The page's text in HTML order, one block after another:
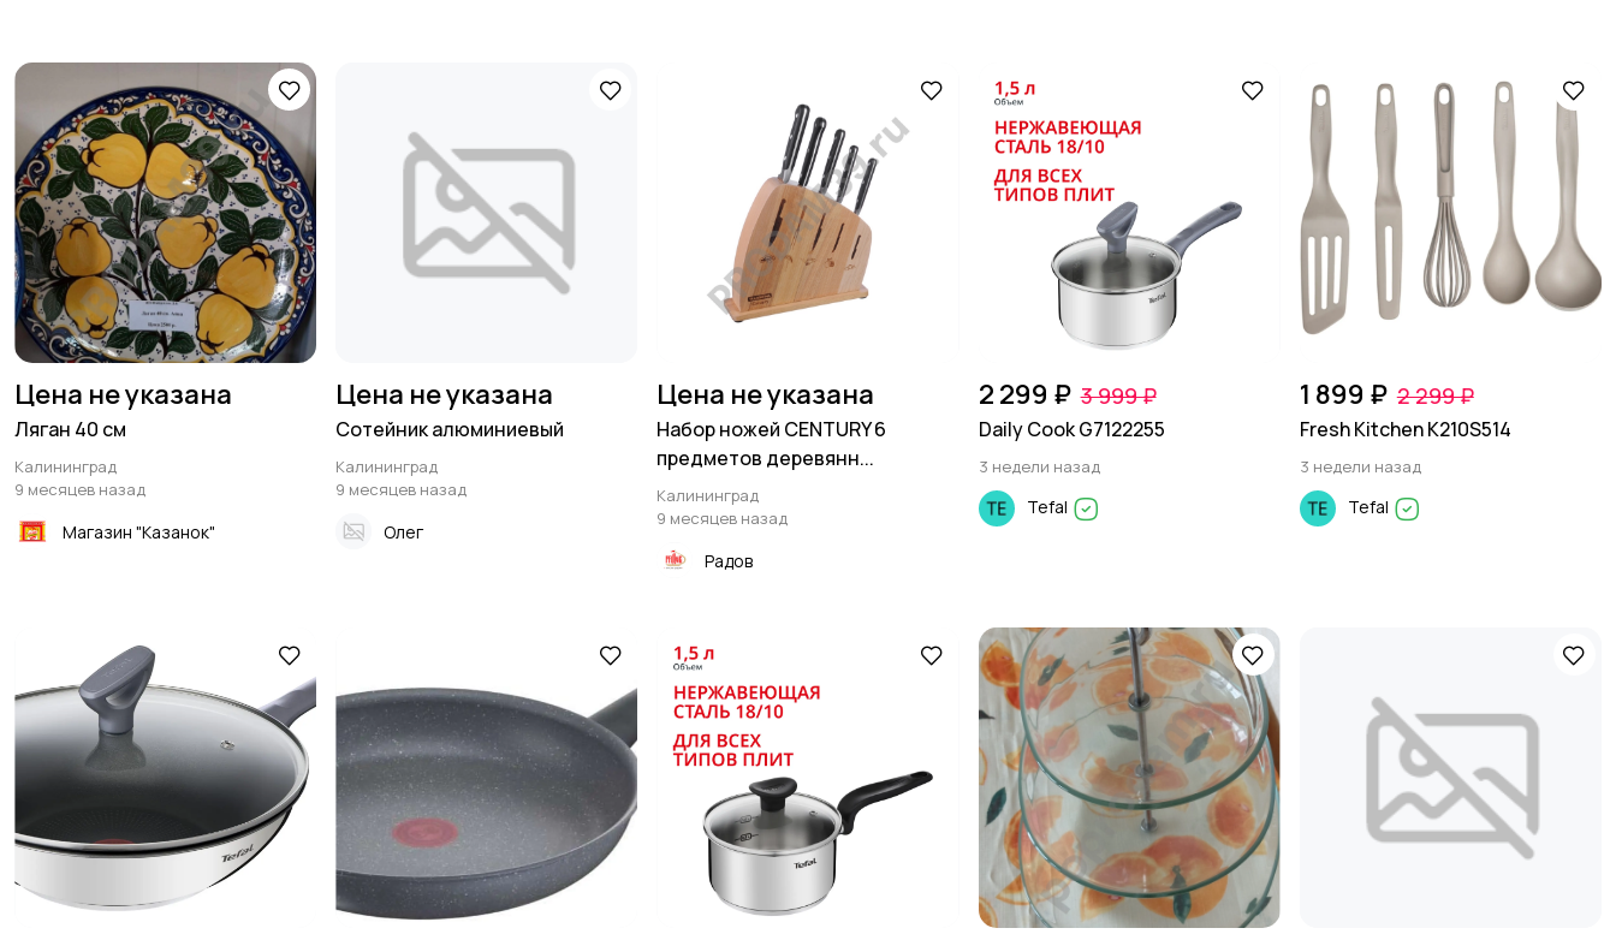
Цена не указана
Ляган 40 см
Калининград
9 месяцев назад
Магазин "Казанок"
Цена не указана
Сотейник алюминиевый
Калининград
9 месяцев назад
Олег
Цена не указана
Набор ножей CENTURY 6
предметов деревянн...
Калининград
9 месяцев назад
Радов
2 299 ₽ 3 999 ₽
Daily Cook G7122255
3 недели назад
Tefal
1 899 ₽ 2 299 ₽
Fresh Kitchen K210S514
3 недели назад
Tefal